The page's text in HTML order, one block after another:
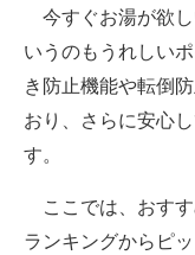
ITエンジニア向け専
企業向けIT製品の総
IT製品の技術・比較
モノづくり技術者専
今すぐお湯が欲し
いうのもうれしい
き防止機能や転倒
おり、さらに安心
す。
ここでは、おすす
ランキングからピ